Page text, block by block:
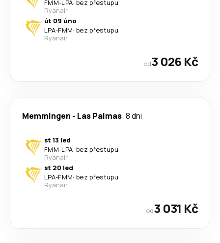
FMM-LPA· bez přestupu
Ryanair
út 09 úno
LPA-FMM· bez přestupu
Ryanair
od3 026 Kč
Memmingen - Las Palmas 8 dni
st 13 led
FMM-LPA· bez přestupu
Ryanair
st 20 led
LPA-FMM· bez přestupu
Ryanair
od3 031 Kč